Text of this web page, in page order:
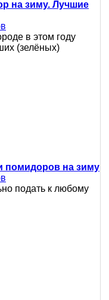
на зиму. Лучшие
в этом году
(зелёных)
помидоров на зиму
подать к любому